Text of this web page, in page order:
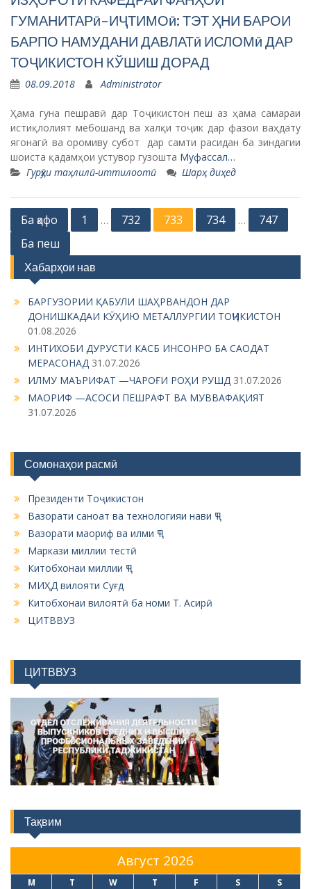
ГУМАНИТАРӣ-ИҶТИМОӣ: ТЭТ ҲНИ БАРОИ
БАРПО НАМУДАНИ ДАВЛАТӣ ИСЛОМӣ ДАР
ТОҶИКИСТОН КЎШИШ ДОРАД
08.09.2018 Administrator
Ҳама гуна пешравӣ дар Тоҷикистон пеш аз ҳама самараи
истиқлолият мебошанд ва халқи тоҷик дар фазои ваҳдату
ягонагӣ ва оромиву субот дар самти расидан ба зиндагии
шоиста қадамҳои устувор гузошта Муфассал…
Гурӯҳи таҳлилӣ-иттилоотӣ
Шарҳ диҳед
o
s
t
s
a
g
t
n
Ба қафо 1 … 732 733 734 …
747
Ба пеш
Хабарҳои нав
БАРГУЗОРИИ ҚАБУЛИ ШАҲРВАНДОН ДАР
ДОНИШКАДАИ КӮҲИЮ МЕТАЛЛУРГИИ ТОҶИКИСТОН
01.08.2026
ИНТИХОБИ ДУРУСТИ КАСБ ИНСОНРО БА САОДАТ
МЕРАСОНАД 31.07.2026
ИЛМУ МАЪРИФАТ —ЧАРОҒИ РОҲИ РУШД 31.07.2026
МАОРИФ —АСОСИ ПЕШРАФТ ВА МУВВАФАҚИЯТ
31.07.2026
Сомонаҳои расмӣ
Президенти Тоҷикистон
Вазорати саноат ва технологияи нави ҶТ
Вазорати маориф ва илми ҶТ
Маркази миллии тестӣ
Китобхонаи миллии ҶТ
МИҲД вилояти Суғд
Китобхонаи вилоятӣ ба номи Т. Асирӣ
ЦИТВВУЗ
ЦИТВВУЗ
Тақвим
Август 2026
M T W T F S S